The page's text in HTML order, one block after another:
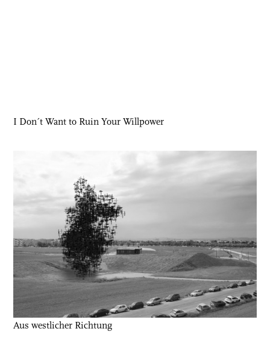
I Don´t Want to Ruin Your Willpower
Aus westlicher Richtung